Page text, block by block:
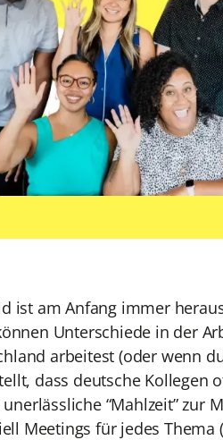
ist am Anfang immer
Unterschiede in der
arbeitest (oder wenn
dass deutsche Kollegen
“Mahlzeit” zur
Meetings für jedes